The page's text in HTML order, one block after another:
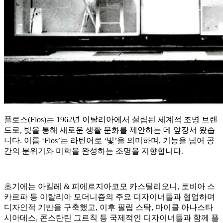
플로스(Flos)는 1962년 이탈리아에서 설립된 세계적 조명 브랜
드로, 빛을 통해 새로운 생활 문화를 제안하는 데 앞장서 왔습
니다. 이름 ‘Flos’는 라틴어로 ‘빛’을 의미하며, 기능을 넘어 공
간의 분위기와 미학을 완성하는 조명을 지향합니다.
초기에는 아킬레 & 피에르지아코모 카스틸리오니, 토비아 스
카르파 등 이탈리아 모더니즘의 주요 디자이너들과 협업하며
디자인적 기반을 구축했고, 이후 필립 스탁, 마이클 아나스타
시아데스, 콘스탄틴 그르칙 등 국제적인 디자이너들과 함께 플